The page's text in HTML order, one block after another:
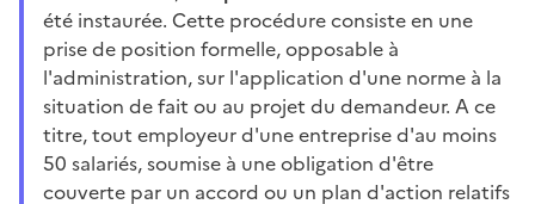
été instaurée. Cette procédure consiste en une
prise de position formelle, opposable à
l'administration, sur l'application d'une norme à la
situation de fait ou au projet du demandeur. A ce
titre, tout employeur d'une entreprise d'au moins
50 salariés, soumise à une obligation d'être
couverte par un accord ou un plan d'action relatifs